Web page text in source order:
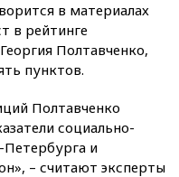
в материалах
в рейтинге
Полтавченко,
пунктов.
Полтавченко
социально-
Петербурга и
– считают эксперты